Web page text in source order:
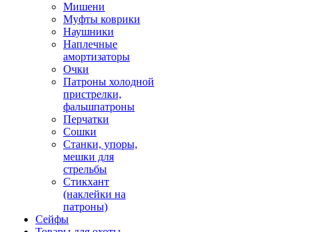
Мишени
Муфты коврики
Наушники
Наплечные
амортизаторы
Очки
Патроны холодной
пристрелки,
фальшпатроны
Перчатки
Сошки
Станки, упоры,
мешки для
стрельбы
Стикхант
(наклейки на
патроны)
Сейфы